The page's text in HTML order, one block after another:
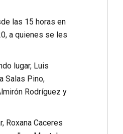
las 15 horas en
a quienes se les
lugar, Luis
Salas Pino,
Rodríguez y
Roxana Caceres